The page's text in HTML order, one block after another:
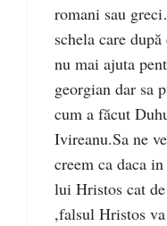
romani sau
schela care
nu mai ajuta
georgian dar sa
cum a făcut
Ivireanu.Sa ne
creem ca daca
lui Hristos cat
,falsul Hristos va